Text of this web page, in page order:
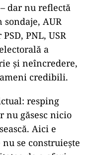
dar nu reflectă
AUR
PNL, USR
a
și neîncredere,
credibili.
resping
nu găsesc nicio
Aici e
se construiește